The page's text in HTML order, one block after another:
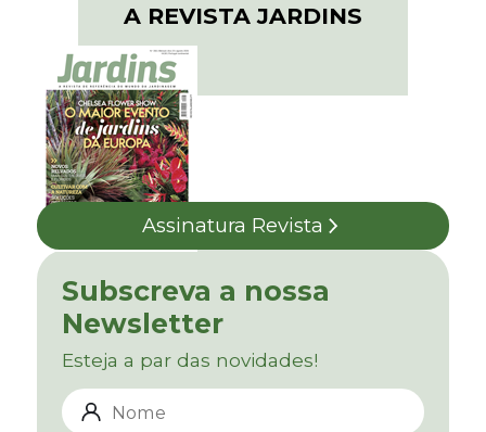
A REVISTA JARDINS
Assinatura Revista
Subscreva a nossa
Newsletter
Esteja a par das novidades!